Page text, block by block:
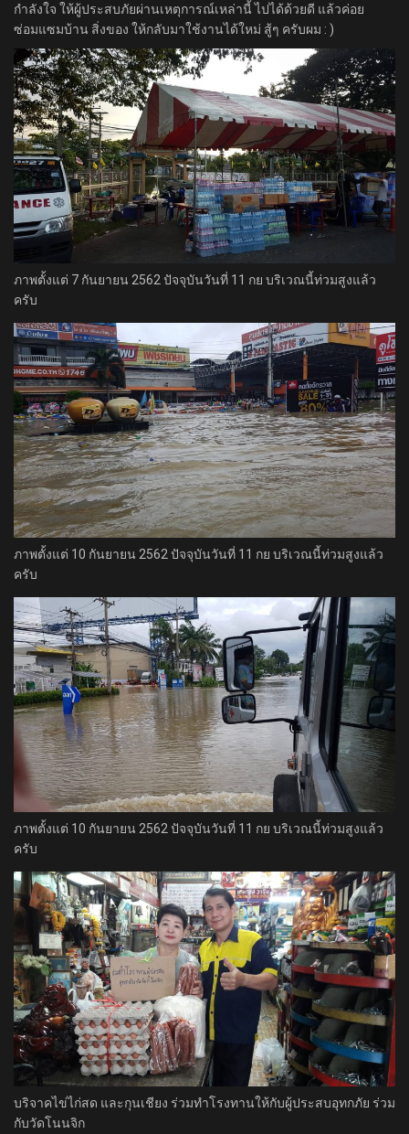
กำลังใจ ให้ผู้ประสบภัยผ่านเหตุการณ์เหล่านี้ ไปได้ด้วยดี แล้วค่อย
ซ่อมแซมบ้าน สิ่งของ ให้กลับมาใช้งานได้ใหม่ สู้ๆ ครับผม : )
ภาพตั้งแต่ 7 กันยายน 2562 ปัจจุบันวันที่ 11 กย บริเวณนี้ท่วมสูงแล้ว
ครับ
ภาพตั้งแต่ 10 กันยายน 2562 ปัจจุบันวันที่ 11 กย บริเวณนี้ท่วมสูงแล้ว
ครับ
ภาพตั้งแต่ 10 กันยายน 2562 ปัจจุบันวันที่ 11 กย บริเวณนี้ท่วมสูงแล้ว
ครับ
บริจาคไข่ไก่สด และกุนเชียง ร่วมทำโรงทานให้กับผู้ประสบอุทกภัย ร่วม
กับวัดโนนจิก